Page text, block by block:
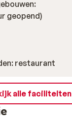
geopend)
restaurant
alle faciliteiten